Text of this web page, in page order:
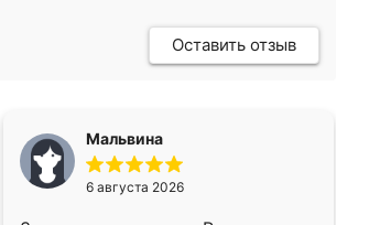
Оставить отзыв
Мальвина
6 августа 2026